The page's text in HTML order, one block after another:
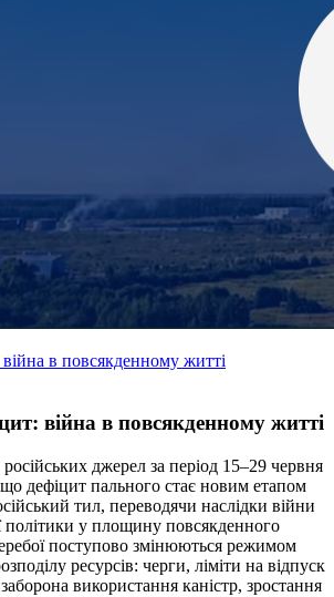
в повсякденному житті
війна в повсякденному житті
джерел за період 15–29 червня
дефіцит пального стає новим етапом
тил, переводячи наслідки війни
політики у площину повсякденного
поступово змінюються режимом
ресурсів: черги, ліміти на відпуск
використання каністр, зростання